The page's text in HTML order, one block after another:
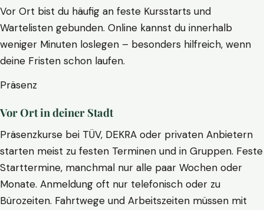
Vor Ort bist du häufig an feste Kursstarts und
Wartelisten gebunden. Online kannst du innerhalb
weniger Minuten loslegen – besonders hilfreich, wenn
deine Fristen schon laufen.
Präsenz
Vor Ort in deiner Stadt
Präsenzkurse bei TÜV, DEKRA oder privaten Anbietern
starten meist zu festen Terminen und in Gruppen. Feste
Starttermine, manchmal nur alle paar Wochen oder
Monate. Anmeldung oft nur telefonisch oder zu
Bürozeiten. Fahrtwege und Arbeitszeiten müssen mit